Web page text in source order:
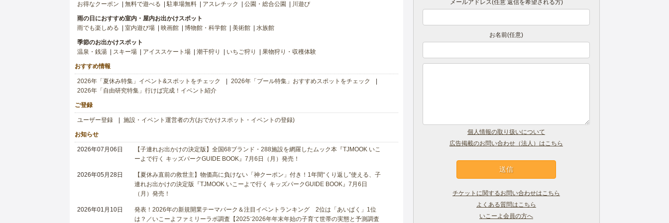
お得なクーポン 無料で遊べる 駐車場無料 アスレチック 公園・総合公園 川遊び
雨の日におすすめ室内・屋内お出かけスポット
雨でも楽しめる
室内遊び場 映画館 博物館・科学館 美術館 水族館
季節のお出かけスポット
温泉・銭湯
スキー場 アイススケート場 潮干狩り いちご狩り 果物狩り・収穫体験
おすすめ情報
2026年「夏休み特集」イベント&スポットをチェック
2026年「プール特集」おすすめスポットをチェック
2026年「自由研究特集」行けば完成！イベント紹介
ご登録
ユーザー登録 施設・イベント運営者の方(おでかけスポット・イベントの登録)
お知らせ
2026年07月06日
【子連れお出かけの決定版】全国68ブランド・288施設を網羅したムック本『TJMOOK いこ
ーよで行く キッズパークGUIDE BOOK』7月6日（月）発売！
2026年05月28日
【夏休み直前の救世主】物価高に負けない「神クーポン」付き！1年間“くり返し”使える、子
連れお出かけの決定版『TJMOOK いこーよで行く キッズパークGUIDE BOOK』7月6日
（月）発売！
2026年01月10日
発表！2026年の新規開業テーマパーク＆注目イベントランキング 2位は「あいぱく」1位
は？／いこーよファミリーラボ調査【2025⁻2026年年末年始の子育て世帯の実態と予測調査
メールアドレス(任意 返信を希望される方)
お名前(任意)
個人情報の取り扱いについて
広告掲載のお問い合わせ（法人）はこちら
チケットに関するお問い合わせはこちら
よくある質問はこちら
いこーよ会員の方へ